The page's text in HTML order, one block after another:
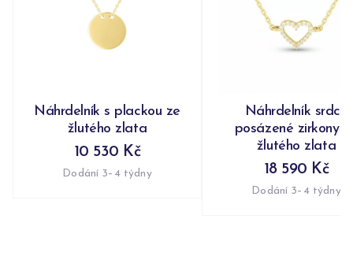
Náhrdelník s plackou ze
žlutého zlata
10 530 Kč
Dodání 3–4 týdny
Náhrdelník srdce
posázené zirkony
žlutého zlata
18 590 Kč
Dodání 3–4 týdny